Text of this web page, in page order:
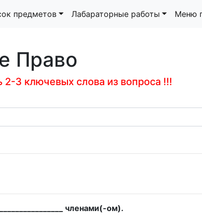
предметов Лабараторные работы Меню
Право
2-3 ключевых слова из вопроса !!!
членами(-ом).